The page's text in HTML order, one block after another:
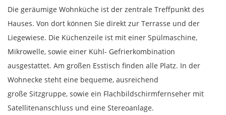
Die geräumige Wohnküche ist der zentrale Treffpunkt des
Hauses. Von dort können Sie direkt zur Terrasse und der
Liegewiese. Die Küchenzeile ist mit einer Spülmaschine,
Mikrowelle, sowie einer Kühl- Gefrierkombination
ausgestattet. Am großen Esstisch finden alle Platz. In der
Wohnecke steht eine bequeme, ausreichend
große Sitzgruppe, sowie ein Flachbildschirmfernseher mit
Satellitenanschluss und eine Stereoanlage.